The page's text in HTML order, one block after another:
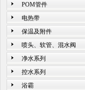
POM管件
电热带
保温及附件
喷头、软管、混水阀
净水系列
控水系列
浴霸